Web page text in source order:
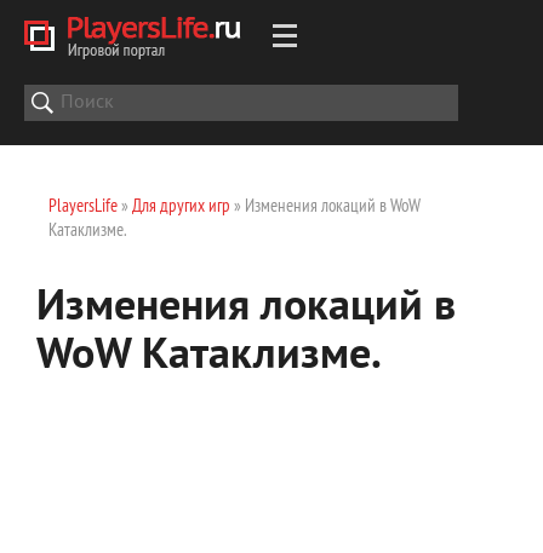
PlayersLife» Для других игр » Изменения локаций в WoW
Катаклизме.
Изменения локаций в
WoW Катаклизме.